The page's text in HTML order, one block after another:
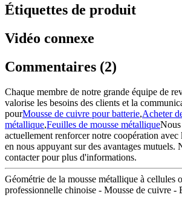
Étiquettes de produit
Vidéo connexe
Commentaires (2)
Chaque membre de notre grande équipe de
valorise les besoins des clients et la
pourMousse de cuivre pour batterie,Acheter
métallique,Feuilles de mousse métallique
actuellement renforcer notre coopération avec
en nous appuyant sur des avantages mutuels.
contacter pour plus d'informations.
Géométrie de la mousse métallique à cellules
professionnelle chinoise - Mousse de cuivre -